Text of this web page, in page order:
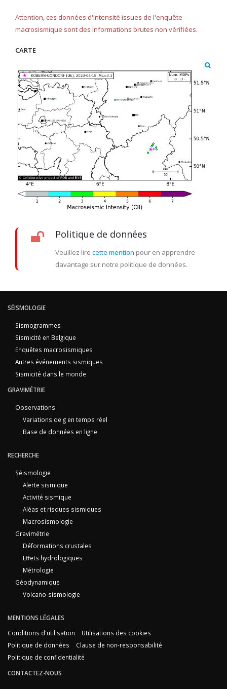
Attention, ces données d'intensité issues de l'enquête
macrosismique sont des informations brutes non vérifiées.
CARTE
Politique de données
Veuillez lire cette mention pour en apprendre
davantage sur notre politique de données.
SÉISMOLOGIE
Sismogrammes
Sismicité en Belgique
Enquêtes macrosismiques
Autres événements sismiques
Sismicité dans le monde
GRAVIMÉTRIE
Observations
Variations de g en temps réel
Base de données en ligne
RECHERCHE
Séismologie
Alerte sismique
Activité sismique
Aléas et risques sismiques
Macrosismologie
Gravimétrie
Déformations crustales
Effets hydrologiques
Métrologie
Géodynamique
Volcano-sismologie
MENTIONS LÉGALES
Conditions d'utilisation
Utilisations des cookies
Politique de données
Clause de non-responsabilité
Politique de confidentialité
CONTACTEZ-NOUS